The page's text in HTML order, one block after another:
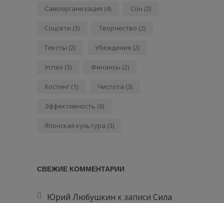
Самоорганизация (4) Сон (2)
Соцсети (3) Творчество (2)
Тексты (2) Убеждения (2)
Успех (3) Финансы (2)
Хостинг (1) Чистота (3)
Эффективность (6)
Японская культура (3)
СВЕЖИЕ КОММЕНТАРИИ
Юрий Любушкин к записи Сила